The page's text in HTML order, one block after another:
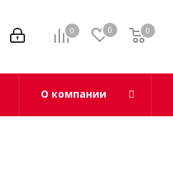
0 0 0
0
О компании